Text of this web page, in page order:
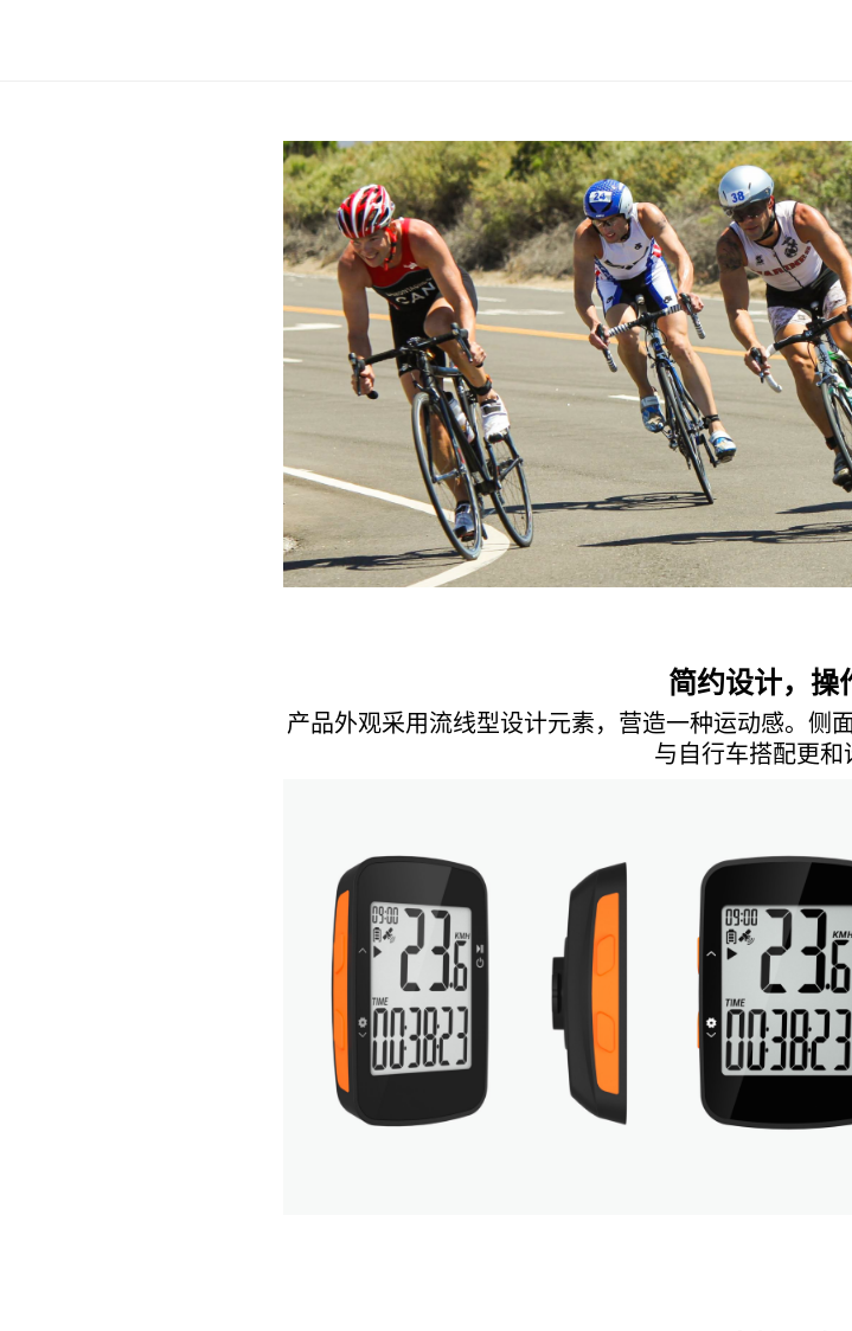
简约设计，操
产品外观采用流线型设计元素，营造一种运动感。侧
与自行车搭配更和